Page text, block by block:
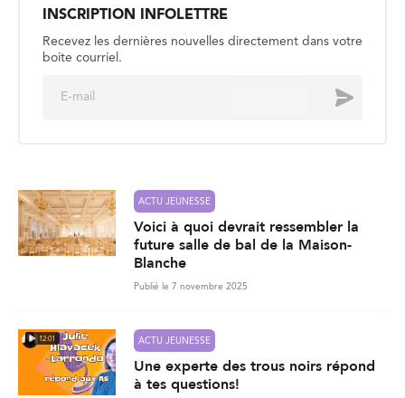
INSCRIPTION INFOLETTRE
Recevez les dernières nouvelles directement dans votre
boite courriel.
Envoyer
ACTU JEUNESSE
Voici à quoi devrait ressembler la
future salle de bal de la Maison-
Blanche
Publié le 7 novembre 2025
12:01 ACTU JEUNESSE
Une experte des trous noirs répond
à tes questions!